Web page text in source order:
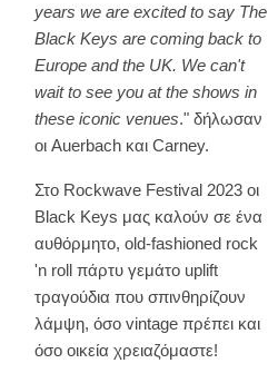
years we are excited to say The
Black Keys are coming back to
Europe and the UK. We can't
wait to see you at the shows in
these iconic venues." δήλωσαν
οι Auerbach και Carney.
Στο Rockwave Festival 2023 οι
Black Keys μας καλούν σε ένα
αυθόρμητο, old-fashioned rock
'n roll πάρτυ γεμάτο uplift
τραγούδια που σπινθηρίζουν
λάμψη, όσο vintage πρέπει και
όσο οικεία χρειαζόμαστε!